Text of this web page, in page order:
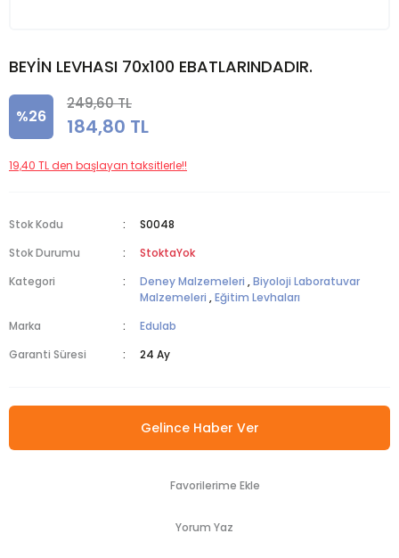
BEYİN LEVHASI 70x100 EBATLARINDADIR.
%26
249,60 TL
184,80 TL
19,40 TL den başlayan taksitlerle!!
Stok Kodu
S0048
Stok Durumu
StoktaYok
Kategori
Deney Malzemeleri ,Biyoloji Laboratuvar
Malzemeleri ,Eğitim Levhaları
Marka
Edulab
Garanti Süresi
24 Ay
Gelince Haber Ver
Yorum Yaz